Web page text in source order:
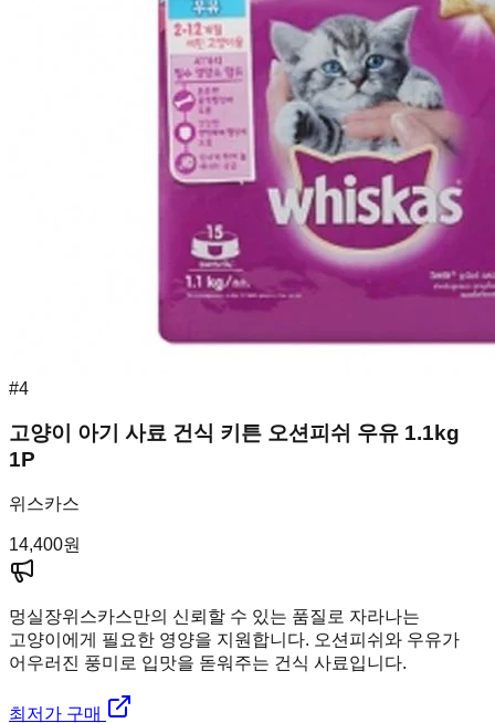
#4
고양이 아기 사료 건식 키튼 오션피쉬 우유 1.1kg
1P
위스카스
14,400원
멍실장위스카스만의 신뢰할 수 있는 품질로 자라나는
고양이에게 필요한 영양을 지원합니다. 오션피쉬와 우유가
어우러진 풍미로 입맛을 돋워주는 건식 사료입니다.
최저가 구매